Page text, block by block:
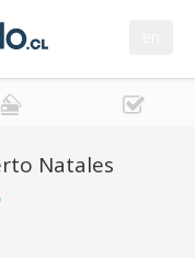
Natales